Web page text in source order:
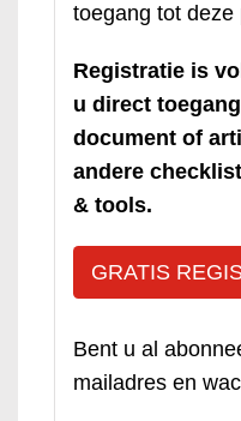
toegang tot deze
Registratie is
u direct
document of
andere
& tools.
GRATIS
Bent u al
mailadres en